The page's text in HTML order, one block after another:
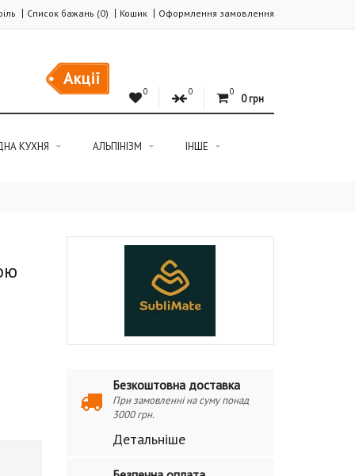
Список бажань (0) Кошик Оформлення замовлення
Акції
0 0 0
0 грн
КУХНЯ АЛЬПІНІЗМ ІНШЕ
Безкоштовна доставка
При замовленні на суму понад
3000 грн.
Детальніше